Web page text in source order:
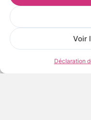
Voir
Déclaration